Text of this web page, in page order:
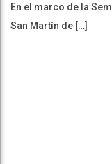
En el marco de la
San Martín de […]